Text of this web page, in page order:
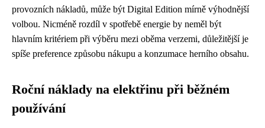
provozních nákladů, může být Digital Edition mírně výhodnější
volbou. Nicméně rozdíl v spotřebě energie by neměl být
hlavním kritériem při výběru mezi oběma verzemi, důležitější je
spíše preference způsobu nákupu a konzumace herního obsahu.
Roční náklady na elektřinu při běžném
používání